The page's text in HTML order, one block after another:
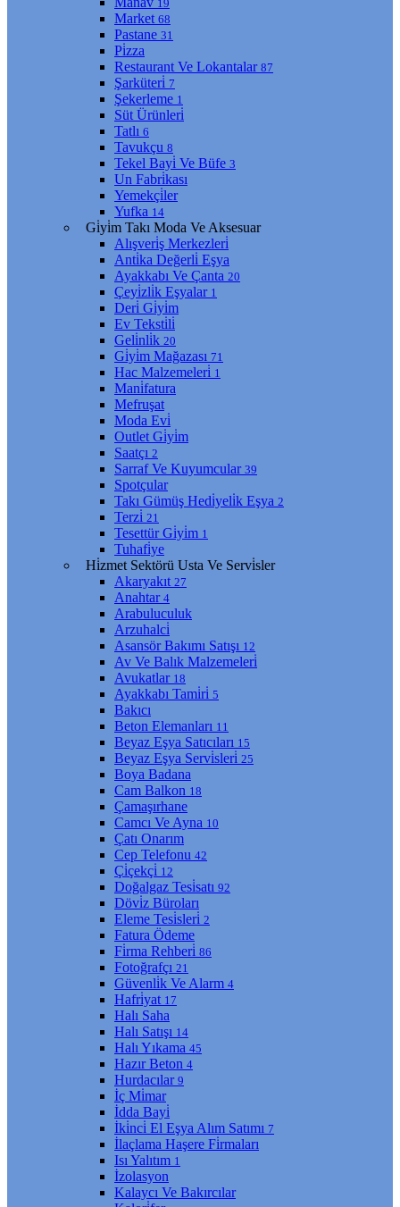
19
Market 68
Pastane 31
Pi̇zza
Restaurant Ve Lokantalar 87
Şarküteri̇ 7
Şekerleme 1
Süt Ürünleri̇
Tatlı 6
Tavukçu 8
Tekel Bayi̇ Ve Büfe 3
Un Fabri̇kası
Yemekçi̇ler
Yufka 14
Gi̇yi̇m Takı Moda Ve Aksesuar
Alışveri̇ş Merkezleri̇
Anti̇ka Değerli̇ Eşya
Ayakkabı Ve Çanta 20
Çeyi̇zli̇k Eşyalar 1
Deri̇ Gi̇yi̇m
Ev Teksti̇li̇
Geli̇nli̇k 20
Gi̇yi̇m Mağazası 71
Hac Malzemeleri̇ 1
Mani̇fatura
Mefruşat
Moda Evi̇
Outlet Gi̇yi̇m
Saatçı 2
Sarraf Ve Kuyumcular 39
Spotçular
Takı Gümüş Hedi̇yeli̇k Eşya 2
Terzi̇ 21
Tesettür Gi̇yi̇m 1
Tuhafi̇ye
Hi̇zmet Sektörü Usta Ve Servi̇sler
Akaryakıt 27
Anahtar 4
Arabuluculuk
Arzuhalci̇
Asansör Bakımı Satışı 12
Av Ve Balık Malzemeleri̇
Avukatlar 18
Ayakkabı Tami̇ri̇ 5
Bakıcı
Beton Elemanları 11
Beyaz Eşya Satıcıları 15
Beyaz Eşya Servi̇sleri̇ 25
Boya Badana
Cam Balkon 18
Çamaşırhane
Camcı Ve Ayna 10
Çatı Onarım
Cep Telefonu 42
Çi̇çekçi̇ 12
Doğalgaz Tesi̇satı 92
Dövi̇z Büroları
Eleme Tesi̇sleri̇ 2
Fatura Ödeme
Fi̇rma Rehberi̇ 86
Fotoğrafçı 21
Güvenli̇k Ve Alarm 4
Hafri̇yat 17
Halı Saha
Halı Satışı 14
Halı Yıkama 45
Hazır Beton 4
Hurdacılar 9
İç Mi̇mar
İdda Bayi̇
İki̇nci̇ El Eşya Alım Satımı 7
İlaçlama Haşere Fi̇rmaları
Isı Yalıtım 1
İzolasyon
Kalaycı Ve Bakırcılar